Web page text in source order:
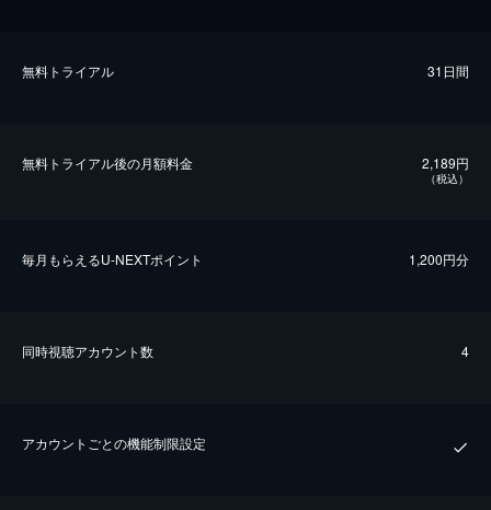
無料トライアル 31日間
無料トライアル後の⽉額料金 2,189円
（税込）
毎⽉もらえるU-NEXTポイント 1,200円分
同時視聴アカウント数 4
アカウントごとの機能制限設定